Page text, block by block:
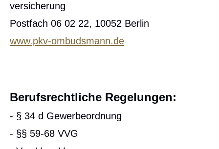
ver­si­che­rung
Postfach 06 02 22, 10052 Berlin
www.pkv-ombudsmann.de
Berufsrechtliche Regelungen:
- § 34 d Gewerbeordnung
- §§ 59-68 VVG